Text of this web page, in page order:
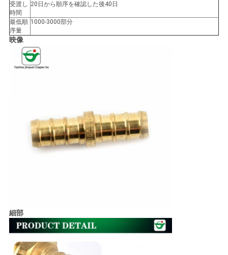
要
求
し
な
POLICY
受渡し
時間
20日から順序を確認した後40日
最低順
序量
1000-3000部分
映像
細部